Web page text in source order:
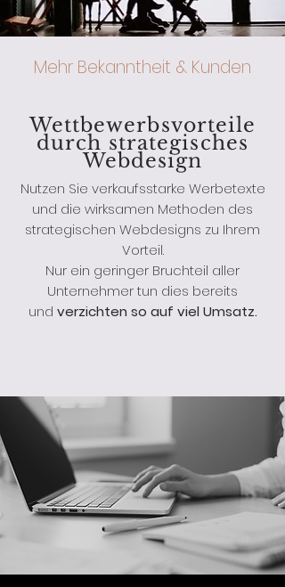
Mehr Bekanntheit & Kunden
Wettbewerbsvorteile
durch strategisches
Webdesign
Nutzen Sie verkaufsstarke Werbetexte
und die wirksamen Methoden des
strategischen Webdesigns zu Ihrem
Vorteil.
Nur ein geringer Bruchteil aller
Unternehmer tun dies bereits
und verzichten so auf viel Umsatz.